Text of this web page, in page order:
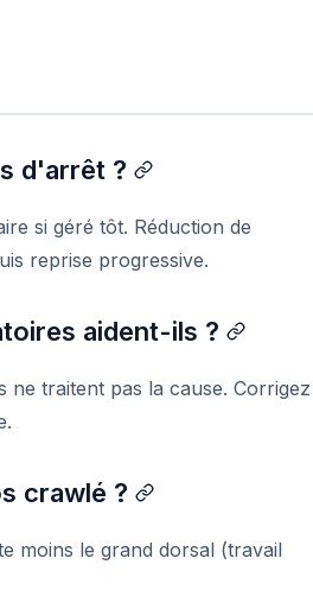
d'arrêt ?
si géré tôt. Réduction de
reprise progressive.
aident-ils ?
ne traitent pas la cause. Corrigez
crawlé ?
moins le grand dorsal (travail